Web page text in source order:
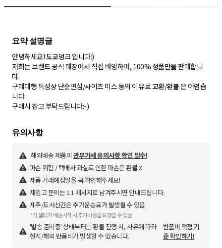
요약 설명글
안녕하세요! 도쿄덩크 입니다:)
저희는 브랜드 공식 매장에서 직접 바잉하며, 100% 정품만을 판매합니
다.
구매대행 특성상 단순변심/사이즈 미스 등의 이유로 교환/환불 은 어렵습
니다.
구매시 참고 부탁드립니다:-)
유의사항
해외배송 제품의 관부가세 유의사항 확인 필수!
파손 위험 / 택배사 과실로 인한 파손은 환불 X
제품 거래예정일을 꼭 확인해주세요!
재입고 문의는 1:1 메시지로 남겨주시면 안내드립니다.
제주/도서산간은 추가운송료가 발생될 수 있음
*각 셀러가 배송시작 시 추가비용을 요청할 수 있음
'발송 준비중' 상태부터는 환불 진행 시, 사유에 따라
현지/해외 반품비가 발생할 수 있습니다.
반품비 책정 기
준 확인하기!